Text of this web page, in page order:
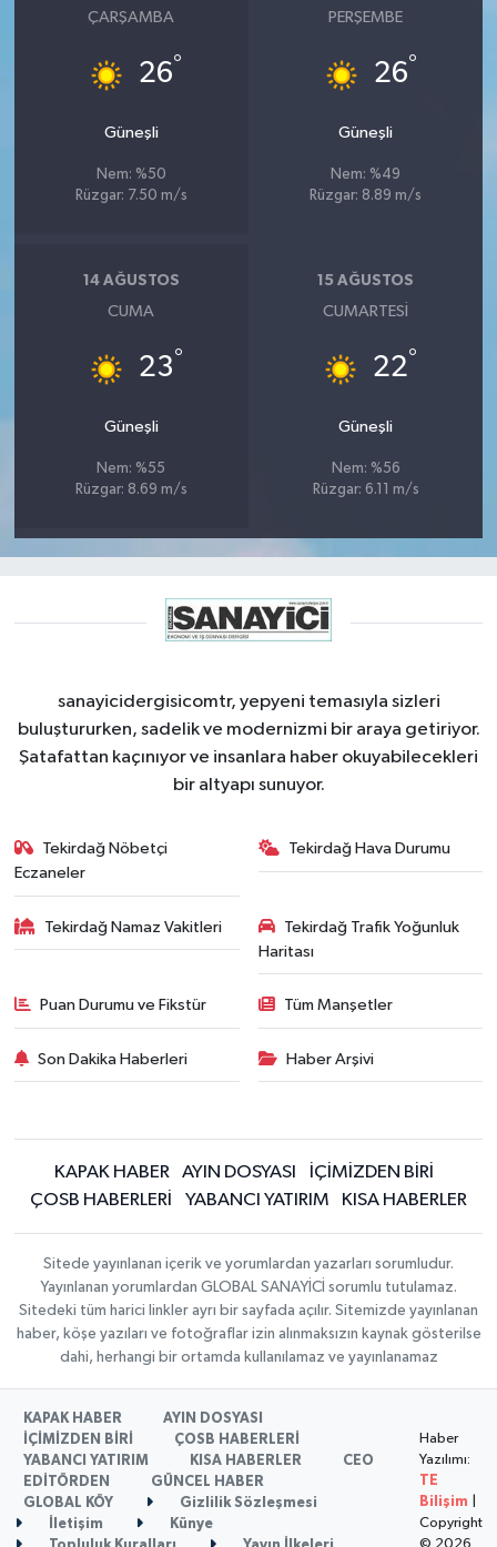
ÇARŞAMBA
26°
Güneşli
Nem: %50
Rüzgar: 7.50 m/s
PERŞEMBE
26°
Güneşli
Nem: %49
Rüzgar: 8.89 m/s
14 AĞUSTOS
CUMA
23°
Güneşli
Nem: %55
Rüzgar: 8.69 m/s
15 AĞUSTOS
CUMARTESI
22°
Güneşli
Nem: %56
Rüzgar: 6.11 m/s
sanayicidergisicomtr, yepyeni temasıyla sizleri
buluştururken, sadelik ve modernizmi bir araya getiriyor.
Şatafattan kaçınıyor ve insanlara haber okuyabilecekleri
bir altyapı sunuyor.
Tekirdağ Nöbetçi
Eczaneler
Tekirdağ Hava Durumu
Tekirdağ Namaz Vakitleri
Tekirdağ Trafik Yoğunluk
Haritası
Puan Durumu ve Fikstür Tüm Manşetler
Son Dakika Haberleri Haber Arşivi
KAPAK HABER AYIN DOSYASI
İÇİMİZDEN BİRİ
ÇOSB HABERLERİ
YABANCI YATIRIM KISA HABERLER
Sitede yayınlanan içerik ve yorumlardan yazarları sorumludur.
Yayınlanan yorumlardan GLOBAL SANAYİCİ sorumlu tutulamaz.
Sitedeki tüm harici linkler ayrı bir sayfada açılır. Sitemizde yayınlanan
haber, köşe yazıları ve fotoğraflar izin alınmaksızın kaynak gösterilse
dahi, herhangi bir ortamda kullanılamaz ve yayınlanamaz
KAPAK HABER
AYIN DOSYASI
İÇİMİZDEN BİRİ
ÇOSB HABERLERİ
YABANCI YATIRIM
KISA HABERLER
CEO
EDİTÖRDEN
GÜNCEL HABER
GLOBAL KÖY
Gizlilik Sözleşmesi
İletişim
Künye
Haber
Yazılımı:
TE
Bilişim
Copyright